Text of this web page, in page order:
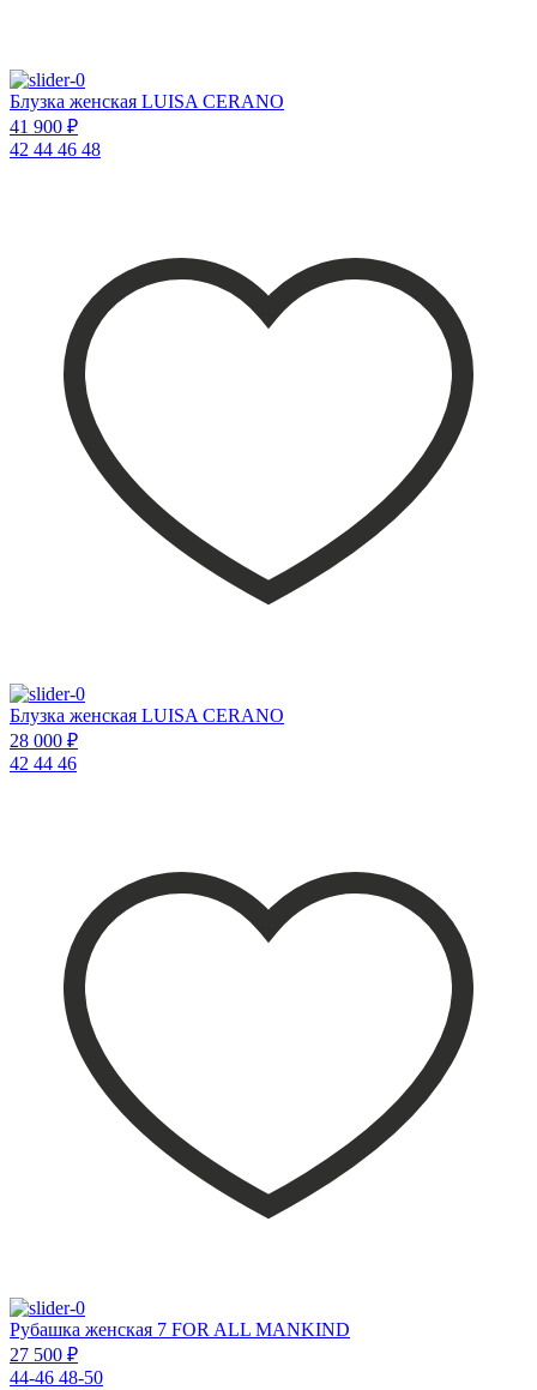
Блузка женская LUISA CERANO
41 900 ₽
42 44 46 48
Блузка женская LUISA CERANO
28 000 ₽
42 44 46
Рубашка женская 7 FOR ALL MANKIND
27 500 ₽
44-46 48-50